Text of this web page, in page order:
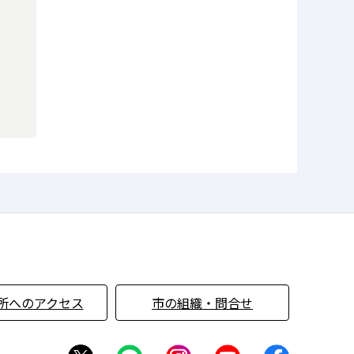
へのアクセス 市の組織・問合せ